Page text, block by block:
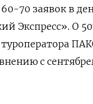
70 заявок в
Экспресс». О
с